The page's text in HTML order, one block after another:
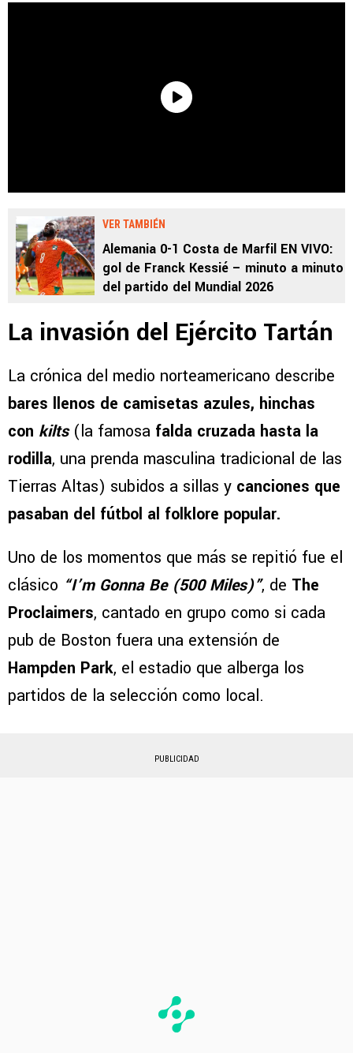
VER TAMBIÉN
Alemania 0-1 Costa de Marfil EN VIVO:
gol de Franck Kessié – minuto a minuto
del partido del Mundial 2026
La invasión del Ejército Tartán
La crónica del medio norteamericano describe
bares llenos de camisetas azules, hinchas
con kilts (la famosa falda cruzada hasta la
rodilla, una prenda masculina tradicional de las
Tierras Altas) subidos a sillas y canciones que
pasaban del fútbol al folklore popular.
Uno de los momentos que más se repitió fue el
clásico “I’m Gonna Be (500 Miles)”, de The
Proclaimers, cantado en grupo como si cada
pub de Boston fuera una extensión de
Hampden Park, el estadio que alberga los
partidos de la selección como local.
PUBLICIDAD